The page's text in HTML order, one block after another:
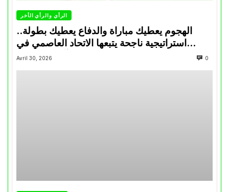
الرأي والرأي الأخر
الهجوم يعطيك مباراة والدفاع يعطيك بطولة..
استراتيجية ناجحة يتبعها الاتحاد العاصمي في
تتويجاته آخر السنوات
Avril 30, 2026 0